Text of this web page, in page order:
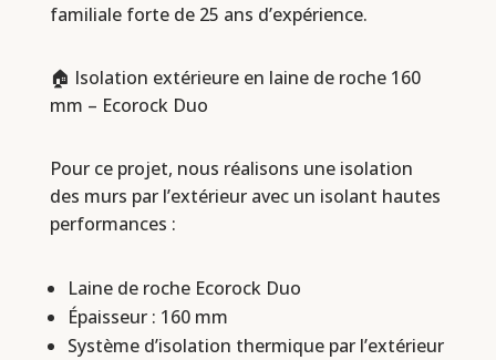
familiale forte de 25 ans d’expérience.
🏠 Isolation extérieure en laine de roche 160
mm – Ecorock Duo
Pour ce projet, nous réalisons une isolation
des murs par l’extérieur avec un isolant hautes
performances :
Laine de roche Ecorock Duo
Épaisseur : 160 mm
Système d’isolation thermique par l’extérieur